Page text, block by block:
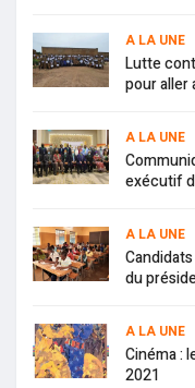
A LA UNE
Lutte
pour aller
A LA UNE
exécutif
A LA UNE
du
A LA UNE
Cinéma :
2021